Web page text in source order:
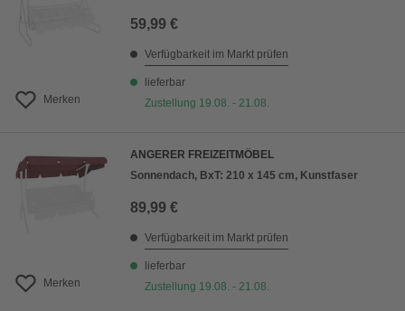
Merken
59,99 €
Verfügbarkeit im Markt prüfen
lieferbar
Zustellung 19.08. - 21.08.
Merken
ANGERER FREIZEITMÖBEL
Sonnendach, BxT: 210 x 145 cm, Kunstfaser
89,99 €
Verfügbarkeit im Markt prüfen
lieferbar
Zustellung 19.08. - 21.08.